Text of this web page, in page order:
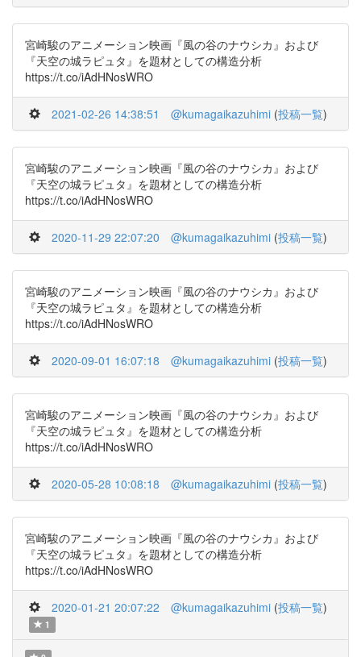
宮崎駿のアニメーション映画『風の谷のナウシカ』および
『天空の城ラピュタ』を題材としての構造分析
https://t.co/iAdHNosWRO
2021-02-26 14:38:51 @kumagaikazuhimi (投稿一覧)
宮崎駿のアニメーション映画『風の谷のナウシカ』および
『天空の城ラピュタ』を題材としての構造分析
https://t.co/iAdHNosWRO
2020-11-29 22:07:20 @kumagaikazuhimi (投稿一覧)
宮崎駿のアニメーション映画『風の谷のナウシカ』および
『天空の城ラピュタ』を題材としての構造分析
https://t.co/iAdHNosWRO
2020-09-01 16:07:18 @kumagaikazuhimi (投稿一覧)
宮崎駿のアニメーション映画『風の谷のナウシカ』および
『天空の城ラピュタ』を題材としての構造分析
https://t.co/iAdHNosWRO
2020-05-28 10:08:18 @kumagaikazuhimi (投稿一覧)
宮崎駿のアニメーション映画『風の谷のナウシカ』および
『天空の城ラピュタ』を題材としての構造分析
https://t.co/iAdHNosWRO
2020-01-21 20:07:22 @kumagaikazuhimi (投稿一覧)
1